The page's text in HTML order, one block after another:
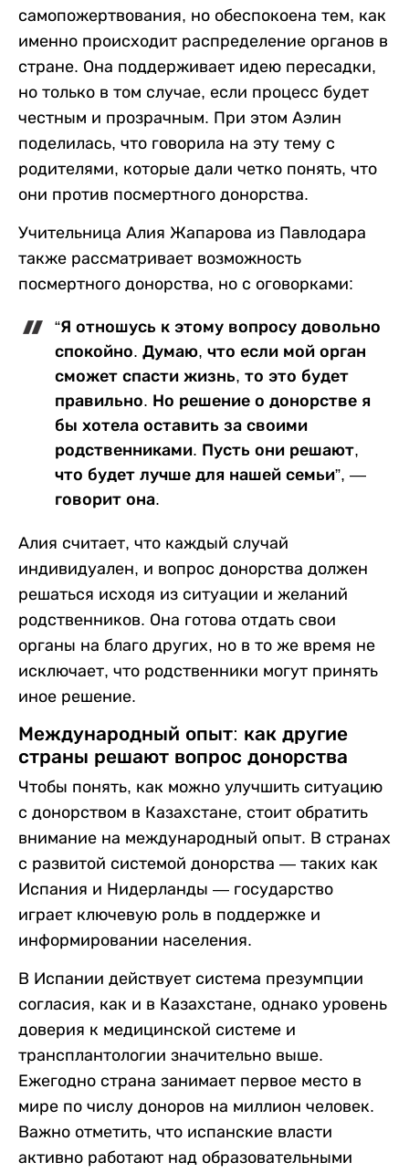
самопожертвования, но обеспокоена тем, как
именно происходит распределение органов в
стране. Она поддерживает идею пересадки,
но только в том случае, если процесс будет
честным и прозрачным. При этом Аэлин
поделилась, что говорила на эту тему с
родителями, которые дали четко понять, что
они против посмертного донорства.
Учительница Алия Жапарова из Павлодара
также рассматривает возможность
посмертного донорства, но с оговорками:
“Я отношусь к этому вопросу довольно
спокойно. Думаю, что если мой орган
сможет спасти жизнь, то это будет
правильно. Но решение о донорстве я
бы хотела оставить за своими
родственниками. Пусть они решают,
что будет лучше для нашей семьи”, —
говорит она.
Алия считает, что каждый случай
индивидуален, и вопрос донорства должен
решаться исходя из ситуации и желаний
родственников. Она готова отдать свои
органы на благо других, но в то же время не
исключает, что родственники могут принять
иное решение.
Международный опыт: как другие
страны решают вопрос донорства
Чтобы понять, как можно улучшить ситуацию
с донорством в Казахстане, стоит обратить
внимание на международный опыт. В странах
с развитой системой донорства — таких как
Испания и Нидерланды — государство
играет ключевую роль в поддержке и
информировании населения.
В Испании действует система презумпции
согласия, как и в Казахстане, однако уровень
доверия к медицинской системе и
трансплантологии значительно выше.
Ежегодно страна занимает первое место в
мире по числу доноров на миллион человек.
Важно отметить, что испанские власти
активно работают над образовательными